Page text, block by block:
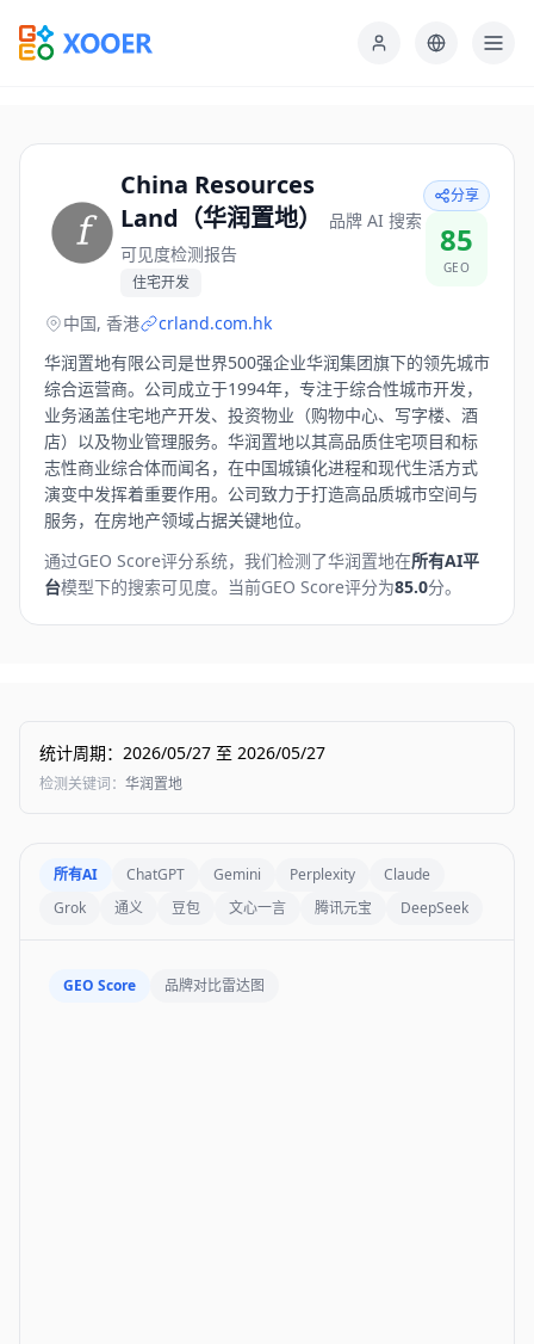
China Resources
Land（华润置地）
品牌 AI 搜索
可见度检测报告
住宅开发
分享
85
GEO
中国, 香港
crland.com.hk
华润置地有限公司是世界500强企业华润集团旗下的领先城市
综合运营商。公司成立于1994年，专注于综合性城市开发，
业务涵盖住宅地产开发、投资物业（购物中心、写字楼、酒
店）以及物业管理服务。华润置地以其高品质住宅项目和标
志性商业综合体而闻名，在中国城镇化进程和现代生活方式
演变中发挥着重要作用。公司致力于打造高品质城市空间与
服务，在房地产领域占据关键地位。
通过GEO Score评分系统，我们检测了华润置地在所有AI平
台模型下的搜索可见度。 当前GEO Score评分为85.0分。
统计周期： 2026/05/27 至 2026/05/27
检测关键词： 华润置地
所有AI ChatGPT Gemini Perplexity
Claude
Grok
通义 豆包 文心一言 腾讯元宝 DeepSeek
GEO Score 品牌对比雷达图